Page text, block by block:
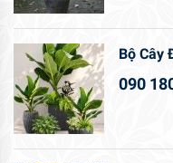
Bộ Cây
090